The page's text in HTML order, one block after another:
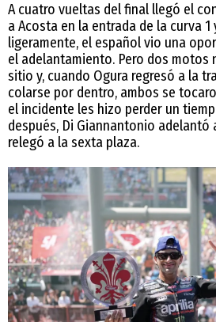
A cuatro vueltas del final llegó el
a Acosta en la entrada de la curva 1
ligeramente, el español vio una
el adelantamiento. Pero dos motos
sitio y, cuando Ogura regresó a la
colarse por dentro, ambos se
el incidente les hizo perder un
después, Di Giannantonio adelantó
relegó a la sexta plaza.